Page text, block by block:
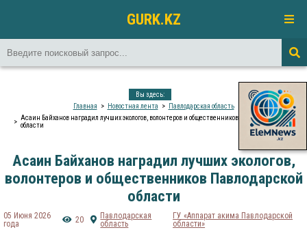
GURK.KZ
Вы здесь:
Главная
Новостная лента
Павлодарская область
Асаин Байханов наградил лучших экологов, волонтеров и общественников Павлодарской
области
Асаин Байханов наградил лучших экологов,
волонтеров и общественников Павлодарской
области
05 Июня 2026
года
20
Павлодарская
область
ГУ «Аппарат акима Павлодарской
области»